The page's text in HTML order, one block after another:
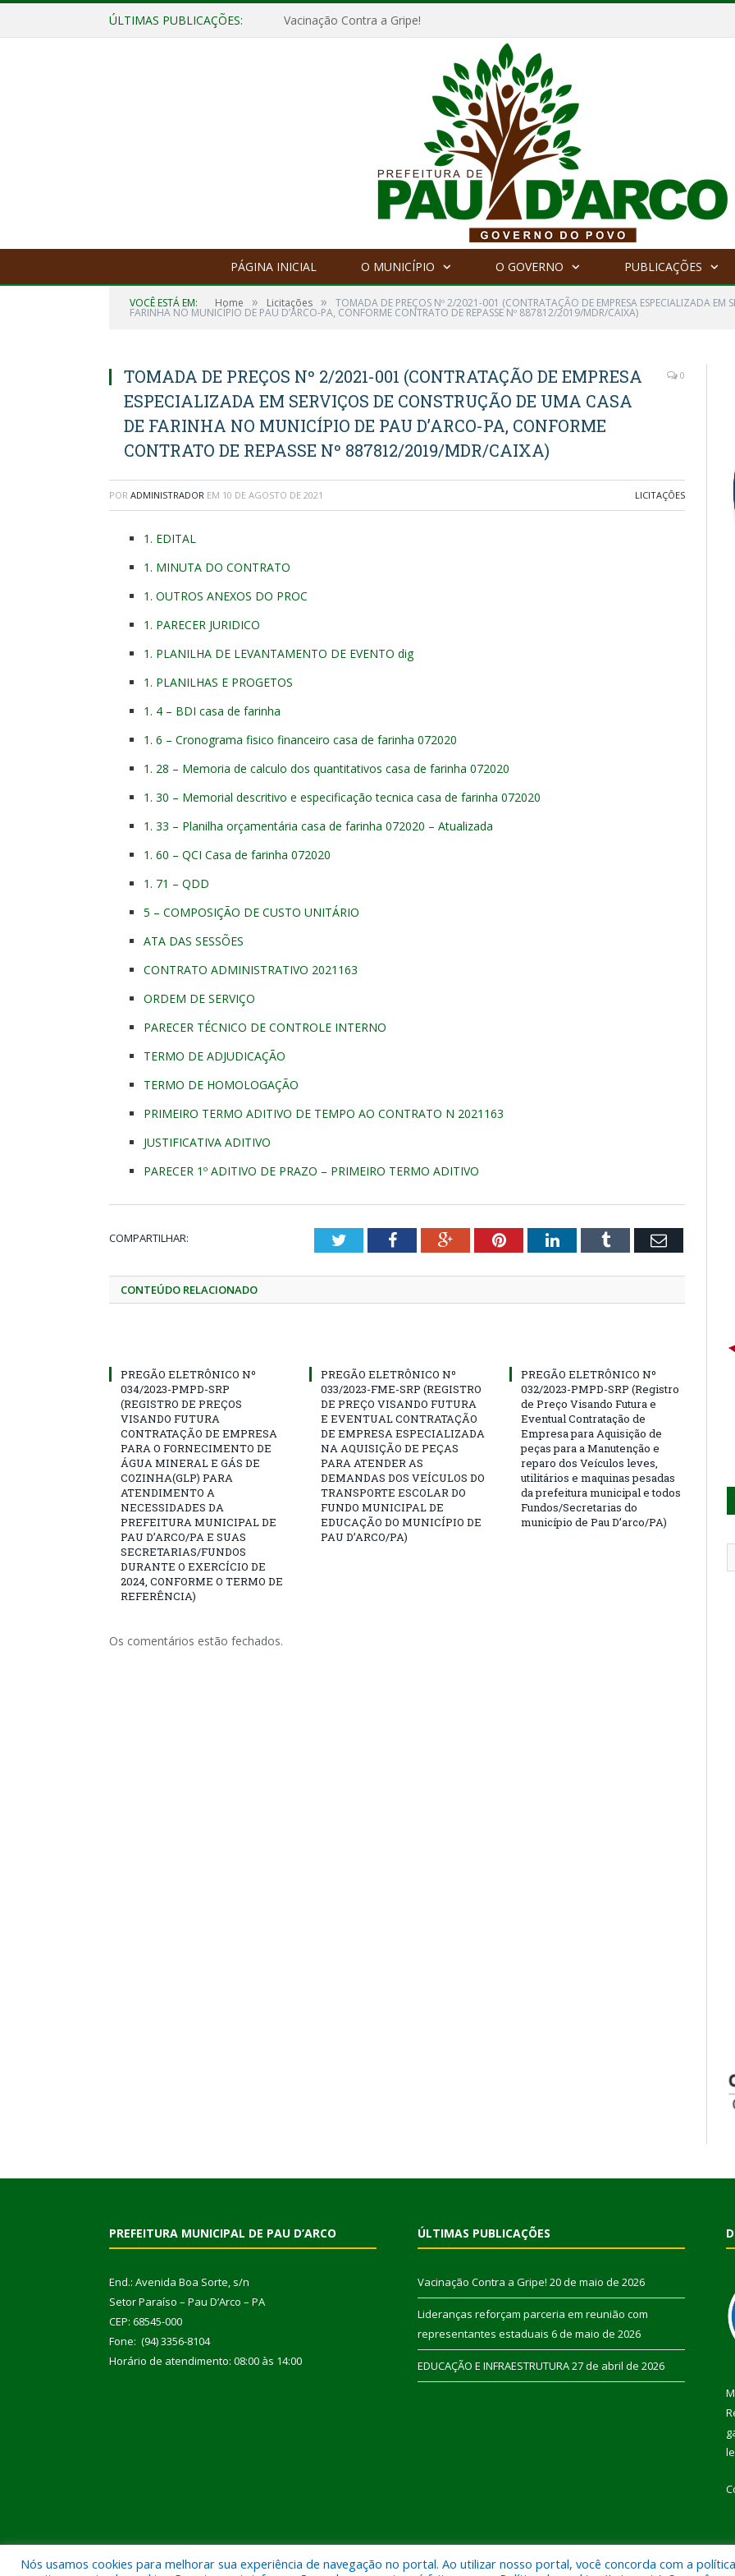
ÚLTIMAS PUBLICAÇÕES: Vacinação Contra a Gripe!
PÁGINA INICIAL O MUNICÍPIO O GOVERNO PUBLICAÇÕES
VOCÊ ESTÁ EM: Home » Licitações » TOMADA DE PREÇOS Nº 2/2021-001 (CONTRATAÇÃO DE EMPRESA ESPECIALIZADA EM
FARINHA NO MUNICÍPIO DE PAU D’ARCO-PA, CONFORME CONTRATO DE REPASSE Nº 887812/2019/MDR/CAIXA)
TOMADA DE PREÇOS Nº 2/2021-001 (CONTRATAÇÃO DE EMPRESA
ESPECIALIZADA EM SERVIÇOS DE CONSTRUÇÃO DE UMA CASA
DE FARINHA NO MUNICÍPIO DE PAU D’ARCO-PA, CONFORME
CONTRATO DE REPASSE Nº 887812/2019/MDR/CAIXA)
0
POR ADMINISTRADOR EM 10 DE AGOSTO DE 2021 LICITAÇÕES
1. EDITAL
1. MINUTA DO CONTRATO
1. OUTROS ANEXOS DO PROC
1. PARECER JURIDICO
1. PLANILHA DE LEVANTAMENTO DE EVENTO dig
1. PLANILHAS E PROGETOS
1. 4 – BDI casa de farinha
1. 6 – Cronograma fisico financeiro casa de farinha 072020
1. 28 – Memoria de calculo dos quantitativos casa de farinha 072020
1. 30 – Memorial descritivo e especificação tecnica casa de farinha 072020
1. 33 – Planilha orçamentária casa de farinha 072020 – Atualizada
1. 60 – QCI Casa de farinha 072020
1. 71 – QDD
5 – COMPOSIÇÃO DE CUSTO UNITÁRIO
ATA DAS SESSÕES
CONTRATO ADMINISTRATIVO 2021163
ORDEM DE SERVIÇO
PARECER TÉCNICO DE CONTROLE INTERNO
TERMO DE ADJUDICAÇÃO
TERMO DE HOMOLOGAÇÃO
PRIMEIRO TERMO ADITIVO DE TEMPO AO CONTRATO N 2021163
JUSTIFICATIVA ADITIVO
PARECER 1º ADITIVO DE PRAZO – PRIMEIRO TERMO ADITIVO
COMPARTILHAR: TwitterFacebookGoogle+PinterestLinkedInTumblr Email
CONTEÚDO RELACIONADO
PREGÃO ELETRÔNICO Nº
034/2023-PMPD-SRP
(REGISTRO DE PREÇOS
VISANDO FUTURA
CONTRATAÇÃO DE EMPRESA
PARA O FORNECIMENTO DE
ÁGUA MINERAL E GÁS DE
COZINHA(GLP) PARA
ATENDIMENTO A
NECESSIDADES DA
PREFEITURA MUNICIPAL DE
PAU D’ARCO/PA E SUAS
SECRETARIAS/FUNDOS
DURANTE O EXERCÍCIO DE
2024, CONFORME O TERMO DE
REFERÊNCIA)
PREGÃO ELETRÔNICO Nº
033/2023-FME-SRP (REGISTRO
DE PREÇO VISANDO FUTURA
E EVENTUAL CONTRATAÇÃO
DE EMPRESA ESPECIALIZADA
NA AQUISIÇÃO DE PEÇAS
PARA ATENDER AS
DEMANDAS DOS VEÍCULOS DO
TRANSPORTE ESCOLAR DO
FUNDO MUNICIPAL DE
EDUCAÇÃO DO MUNICÍPIO DE
PAU D’ARCO/PA)
PREGÃO ELETRÔNICO Nº
032/2023-PMPD-SRP (Registro
de Preço Visando Futura e
Eventual Contratação de
Empresa para Aquisição de
peças para a Manutenção e
reparo dos Veículos leves,
utilitários e maquinas pesadas
da prefeitura municipal e todos
Fundos/Secretarias do
município de Pau D’arco/PA)
Os comentários estão fechados.
PREFEITURA MUNICIPAL DE PAU D’ARCO
End.: Avenida Boa Sorte, s/n
Setor Paraíso – Pau D’Arco – PA
CEP: 68545-000
Fone: (94) 3356-8104
Horário de atendimento: 08:00 às 14:00
ÚLTIMAS PUBLICAÇÕES
Vacinação Contra a Gripe! 20 de maio de 2026
Lideranças reforçam parceria em reunião com
representantes estaduais 6 de maio de 2026
EDUCAÇÃO E INFRAESTRUTURA27 de abril de 2026
Nós usamos cookies para melhorar sua experiência de navegação no portal. Ao utilizar nosso portal, você concorda com a